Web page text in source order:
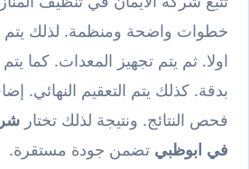
خطوات واضحة ومنظمة. لذلك يتم
اولا. ثم يتم تجهيز المعدات. كما
بدقة. كذلك يتم التعقيم النهائي.
فحص النتائج. ونتيجة لذلك تختار
في ابوظبي تضمن جودة مستقرة.